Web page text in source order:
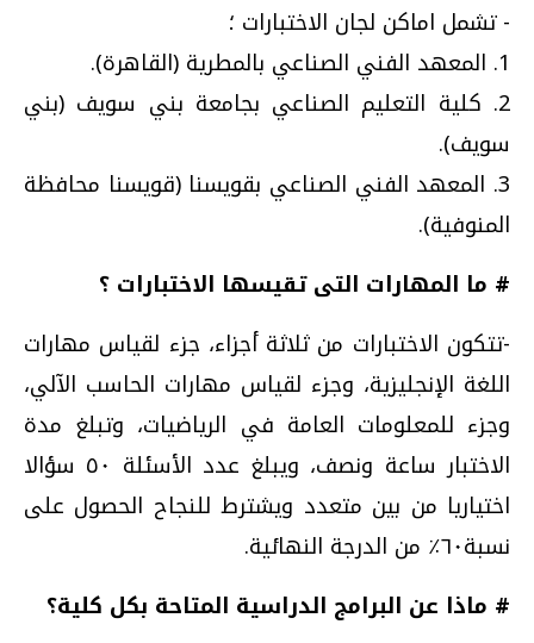
- تشمل اماكن لجان الاختبارات ؛
1. المعهد الفني الصناعي بالمطرية (القاهرة).
2. كلية التعليم الصناعي بجامعة بني سويف (بني
سويف).
3. المعهد الفني الصناعي بقويسنا (قويسنا محافظة
المنوفية).
# ما المهارات التى تقيسها الاختبارات ؟
-تتكون الاختبارات من ثلاثة أجزاء، جزء لقياس مهارات
اللغة الإنجليزية، وجزء لقياس مهارات الحاسب الآلي،
وجزء للمعلومات العامة في الرياضيات، وتبلغ مدة
الاختبار ساعة ونصف، ويبلغ عدد الأسئلة ٥٠ سؤالا
اختياريا من بين متعدد ويشترط للنجاح الحصول على
نسبة٦٠٪؜ من الدرجة النهائية.
# ماذا عن البرامج الدراسية المتاحة بكل كلية؟